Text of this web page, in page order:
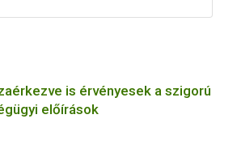
is érvényesek a szigorú
előírások